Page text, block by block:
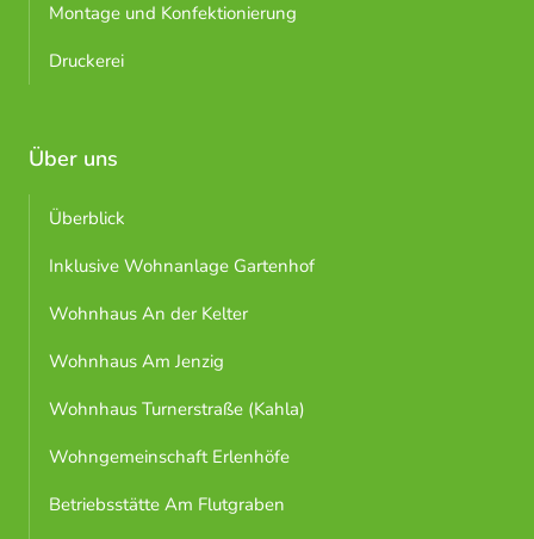
Montage und Konfektionierung
Druckerei
Über uns
Überblick
Inklusive Wohnanlage Gartenhof
Wohnhaus An der Kelter
Wohnhaus Am Jenzig
Wohnhaus Turnerstraße (Kahla)
Wohngemeinschaft Erlenhöfe
Betriebsstätte Am Flutgraben